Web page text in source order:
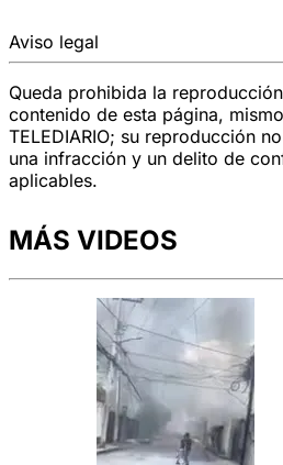
Aviso legal
Queda prohibida la
contenido de esta página,
TELEDIARIO; su reproducción
una infracción y un delito de
aplicables.
MÁS VIDEOS